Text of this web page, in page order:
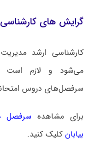
گرایش های کارشناسی
کارشناسی ارشد
می‌شود و لازم است
سرفصل‌های دروس
برای مشاهده سرفصل
بیابان کلیک کنید.